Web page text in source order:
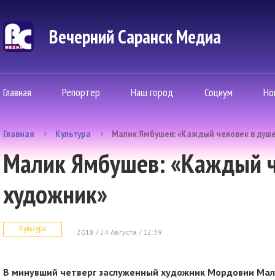
Вечерний Саранск Mедиа
Главная Репортер Наш город Социум
Главная Культура Малик Ямбушев: «Каждый человек в
Малик Ямбушев: «Каждый
художник»
Культура 2018 / 24 Августа / 12:39
В минувший четверг заслуженный художник Мордовии